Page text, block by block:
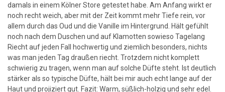
damals in einem Kölner Store getestet habe. Am Anfang wirkt er
noch recht weich, aber mit der Zeit kommt mehr Tiefe rein, vor
allem durch das Oud und die Vanille im Hintergrund. Hält gefühlt
noch nach dem Duschen und auf Klamotten sowieso Tagelang
Riecht auf jeden Fall hochwertig und ziemlich besonders, nichts
was man jeden Tag draußen riecht. Trotzdem nicht komplett
schwierig zu tragen, wenn man auf solche Düfte steht. Ist deutlich
stärker als so typische Düfte, hält bei mir auch echt lange auf der
Haut und projiziert gut. Fazit: Warm, süßlich-holzig und sehr edel.